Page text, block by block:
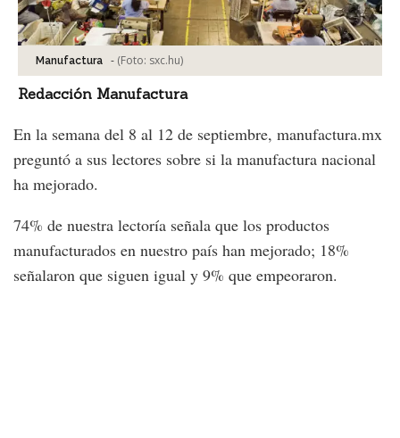
Manufactura - (Foto: sxc.hu)
Redacción Manufactura
En la semana del 8 al 12 de septiembre, manufactura.mx
preguntó a sus lectores sobre si la manufactura nacional
ha mejorado.
74% de nuestra lectoría señala que los productos
manufacturados en nuestro país han mejorado; 18%
señalaron que siguen igual y 9% que empeoraron.